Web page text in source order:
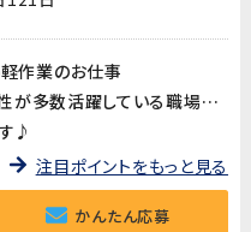
作業のお仕事
女性比率9割以上!20～30代女性が多数活躍している職場です♪
♪
注目ポイントをもっと見る
かんたん応募